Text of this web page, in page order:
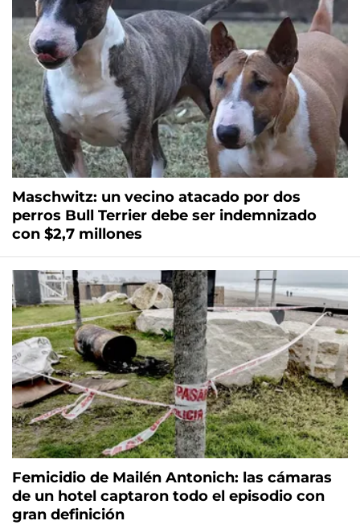
Maschwitz: un vecino atacado por dos
perros Bull Terrier debe ser indemnizado
con $2,7 millones
Femicidio de Mailén Antonich: las cámaras
de un hotel captaron todo el episodio con
gran definición